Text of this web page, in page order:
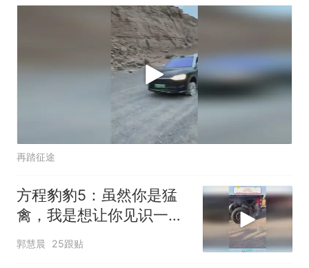
再踏征途
方程豹豹5：虽然你是猛
禽，我是想让你见识一下
电驱动的魅力！
郭慧晨 25跟贴